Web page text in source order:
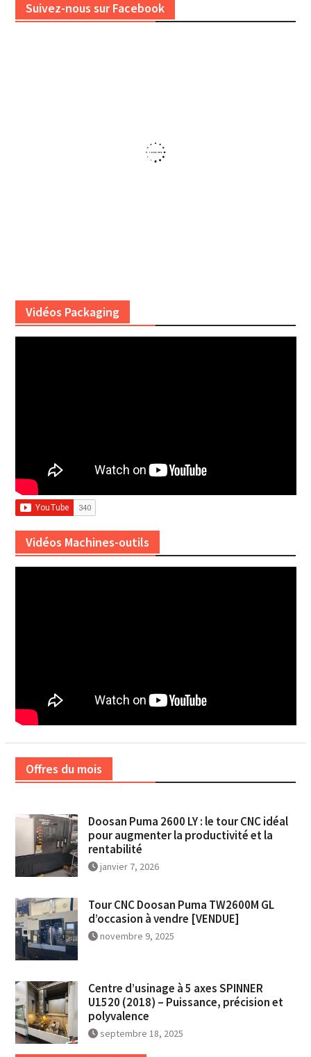
Suivez-nous sur Facebook
Vidéos Packaging
Vidéos Machines-outils
Offres du mois
Doosan Puma 2600 LY : le tour CNC idéal
pour augmenter la productivité et la
rentabilité
janvier 7, 2026
Tour CNC Doosan Puma TW2600M GL
d’occasion à vendre [VENDUE]
novembre 9, 2025
Centre d’usinage à 5 axes SPINNER
U1520 (2018) – Puissance, précision et
polyvalence
septembre 18, 2025